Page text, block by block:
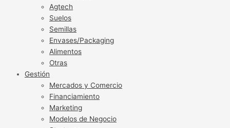
Agtech
Suelos
Semillas
Envases/Packaging
Alimentos
Otras
Gestión
Mercados y Comercio
Financiamiento
Marketing
Modelos de Negocio